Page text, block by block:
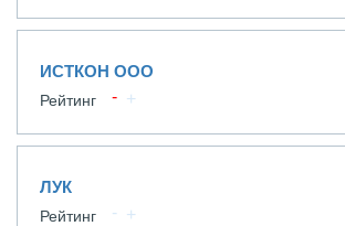
ИСТКОН ООО
Рейтинг
ЛУК
Рейтинг